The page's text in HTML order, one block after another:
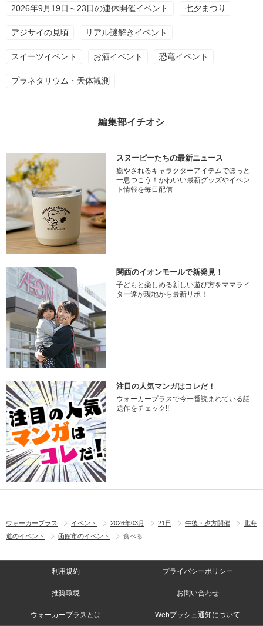
2026年9月19日～23日の連休開催イベント 七夕まつり
アジサイの見頃 リアル謎解きイベント
スイーツイベント お酒イベント 恐竜イベント
プラネタリウム・天体観測
編集部イチオシ
スヌーピーたちの最新ニュース
癒やされるキャラクターアイテムでほっと
一息つこう！かわいい最新グッズやイベン
ト情報を毎日配信
関西のイオンモールで新発見！
子どもと楽しめる新しい遊び方をママライ
ター達が現地から最新リポ！
注目の人気マンガはコレだ！
ウォーカープラスで今一番読まれている話
題作をチェック!!
ウォーカープラス イベント 2026年03月 21日 午後・夕方開催
北海
道のイベント
函館市のイベント 食べる
利用規約 プライバシーポリシー
推奨環境 お問い合わせ
ウォーカープラスとは Webプッシュ通知について